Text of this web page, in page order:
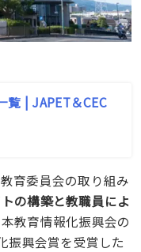
| JAPET＆CEC
育委員会の取り組み
の構築と教職員によ
教育情報化振興会の
振興会賞を受賞した